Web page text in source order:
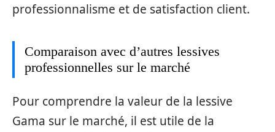
professionnalisme et de satisfaction client.
Comparaison avec d’autres lessives
professionnelles sur le marché
Pour comprendre la valeur de la lessive
Gama sur le marché, il est utile de la